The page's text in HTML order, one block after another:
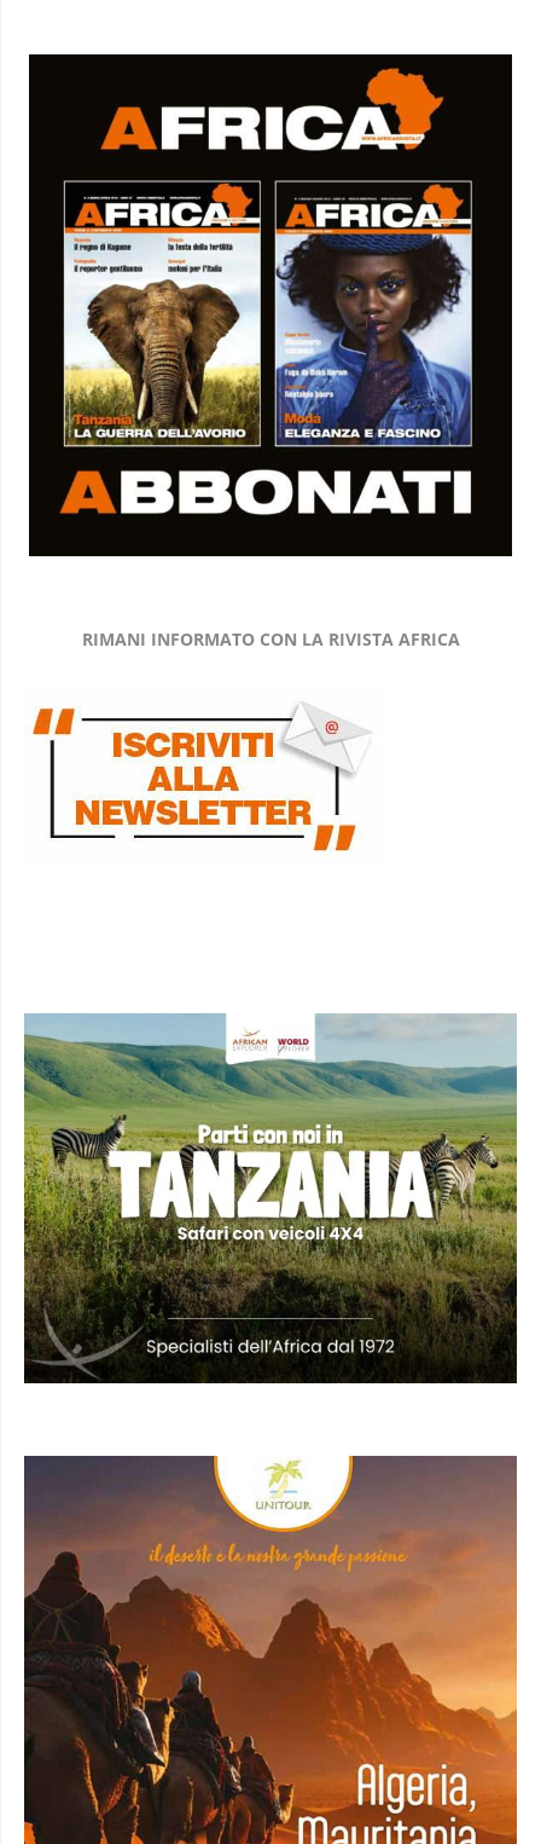
RIMANI INFORMATO CON LA RIVISTA AFRICA